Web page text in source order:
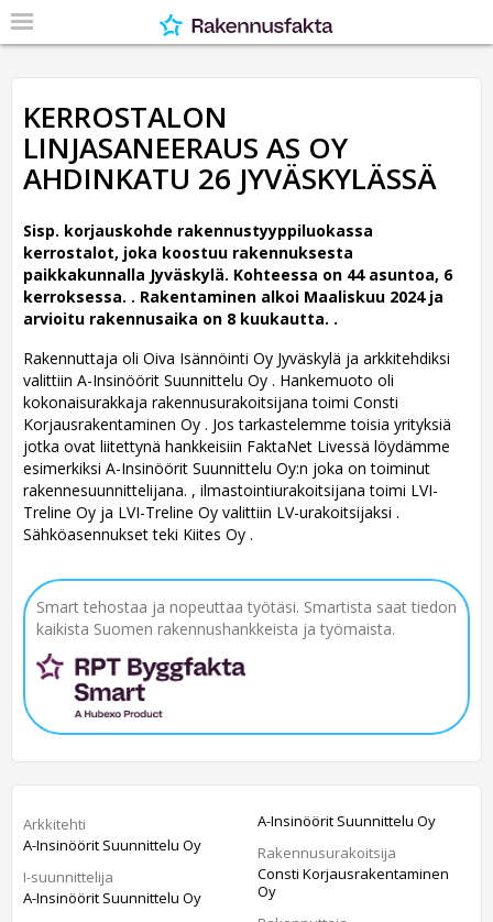
KERROSTALON
LINJASANEERAUS AS OY
AHDINKATU 26 JYVÄSKYLÄSSÄ
Sisp. korjauskohde rakennustyyppiluokassa
kerrostalot, joka koostuu rakennuksesta
paikkakunnalla Jyväskylä. Kohteessa on 44 asuntoa, 6
kerroksessa. . Rakentaminen alkoi Maaliskuu 2024 ja
arvioitu rakennusaika on 8 kuukautta. .
Rakennuttaja oli Oiva Isännöinti Oy Jyväskylä ja arkkitehdiksi
valittiin A-Insinöörit Suunnittelu Oy . Hankemuoto oli
kokonaisurakkaja rakennusurakoitsijana toimi Consti
Korjausrakentaminen Oy . Jos tarkastelemme toisia yrityksiä
jotka ovat liitettynä hankkeisiin FaktaNet Livessä löydämme
esimerkiksi A-Insinöörit Suunnittelu Oy:n joka on toiminut
rakennesuunnittelijana. , ilmastointiurakoitsijana toimi LVI-
Treline Oy ja LVI-Treline Oy valittiin LV-urakoitsijaksi .
Sähköasennukset teki Kiites Oy .
Smart tehostaa ja nopeuttaa työtäsi. Smartista saat tiedon
kaikista Suomen rakennushankkeista ja työmaista.
Arkkitehti
A-Insinöörit Suunnittelu Oy
I-suunnittelija
A-Insinöörit Suunnittelu Oy
A-Insinöörit Suunnittelu Oy
Rakennusurakoitsija
Consti Korjausrakentaminen
Oy